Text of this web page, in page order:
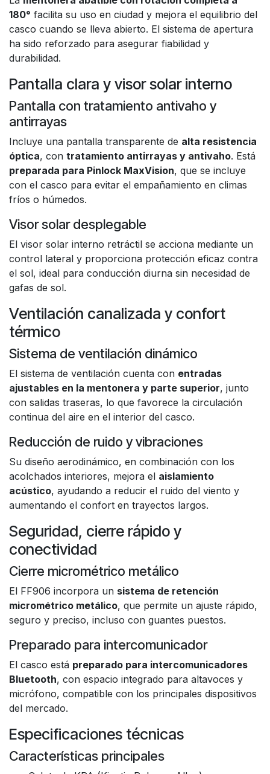
180° facilita su uso en ciudad y mejora el equilibrio del
casco cuando se lleva abierto. El sistema de apertura
ha sido reforzado para asegurar fiabilidad y
durabilidad.
Pantalla clara y visor solar interno
Pantalla con tratamiento antivaho y
antirrayas
Incluye una pantalla transparente de alta resistencia
óptica, con tratamiento antirrayas y antivaho. Está
preparada para Pinlock MaxVision, que se incluye
con el casco para evitar el empañamiento en climas
fríos o húmedos.
Visor solar desplegable
El visor solar interno retráctil se acciona mediante un
control lateral y proporciona protección eficaz contra
el sol, ideal para conducción diurna sin necesidad de
gafas de sol.
Ventilación canalizada y confort
térmico
Sistema de ventilación dinámico
El sistema de ventilación cuenta con entradas
ajustables en la mentonera y parte superior, junto
con salidas traseras, lo que favorece la circulación
continua del aire en el interior del casco.
Reducción de ruido y vibraciones
Su diseño aerodinámico, en combinación con los
acolchados interiores, mejora el aislamiento
acústico, ayudando a reducir el ruido del viento y
aumentando el confort en trayectos largos.
Seguridad, cierre rápido y
conectividad
Cierre micrométrico metálico
El FF906 incorpora un sistema de retención
micrométrico metálico, que permite un ajuste rápido,
seguro y preciso, incluso con guantes puestos.
Preparado para intercomunicador
El casco está preparado para intercomunicadores
Bluetooth, con espacio integrado para altavoces y
micrófono, compatible con los principales dispositivos
del mercado.
Especificaciones técnicas
Características principales